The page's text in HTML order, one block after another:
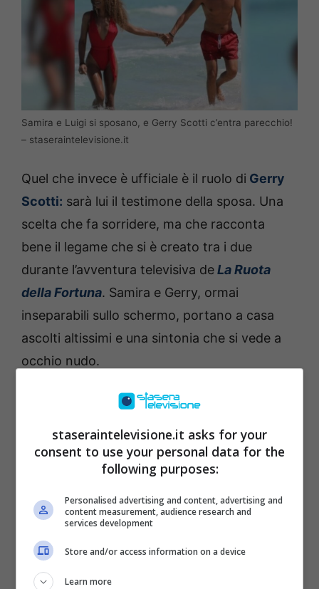
Samira e Luigi si sposano, e Gerry Scotti c’entra parecchio!
– staseraintelevisione.it
Quel che invece è ufficiale è il ruolo di Gerry
Scotti: sarà lui il testimone della sposa. Una
scelta che fa sorridere, ma che racconta
bene il legame che si è creato tra i due
durante l’avventura televisiva deLa Ruota
della Fortuna. Samira e Gerry, ormai
inseparabili sullo schermo, portano a casa
ascolti altissimi e una sintonia che si vede a
occhio nudo.
La loro storia d’amore, quella vera, quella tra
cinematografico.Si sono conosciuti a
Formentera: lei era in vacanza, lui stava
organizzando un evento.
“Dovevo restare
una settimana, sono rimasta tutta l’estate”
aveva raccontato lei ridendo.
E da allora non si sono più lasciati.
staseraintelevisione.it asks for your
consent to use your personal data for the
following purposes:
Personalised advertising and content, advertising and
content measurement, audience research and
services development
Store and/or access information on a device
Learn more